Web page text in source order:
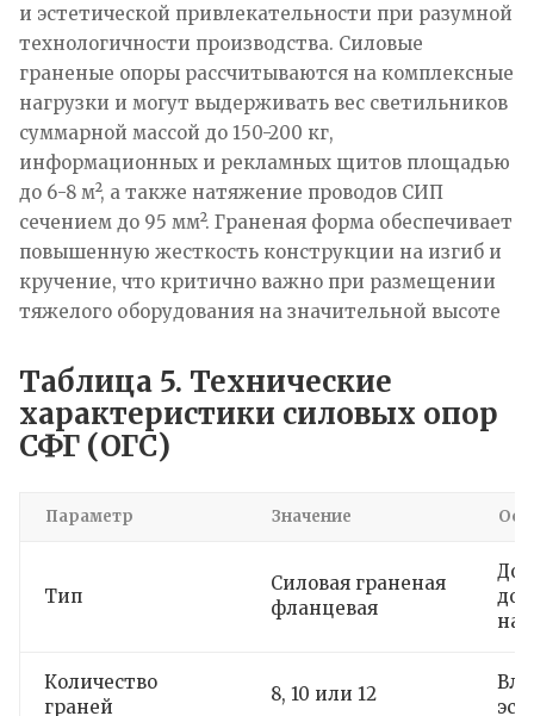
и эстетической привлекательности при разумной
технологичности производства. Силовые
граненые опоры рассчитываются на комплексные
нагрузки и могут выдерживать вес светильников
суммарной массой до 150-200 кг,
информационных и рекламных щитов площадью
до 6-8 м², а также натяжение проводов СИП
сечением до 95 мм². Граненая форма обеспечивает
повышенную жесткость конструкции на изгиб и
кручение, что критично важно при размещении
тяжелого оборудования на значительной высоте
Таблица 5. Технические
характеристики силовых опор
СФГ (ОГС)
Параметр Значение
Тип
Силовая граненая
фланцевая
Количество
граней
8, 10 или 12